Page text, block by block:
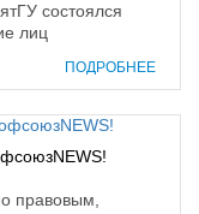
состоялся
лиц
ПОДРОБНЕЕ
правовым,